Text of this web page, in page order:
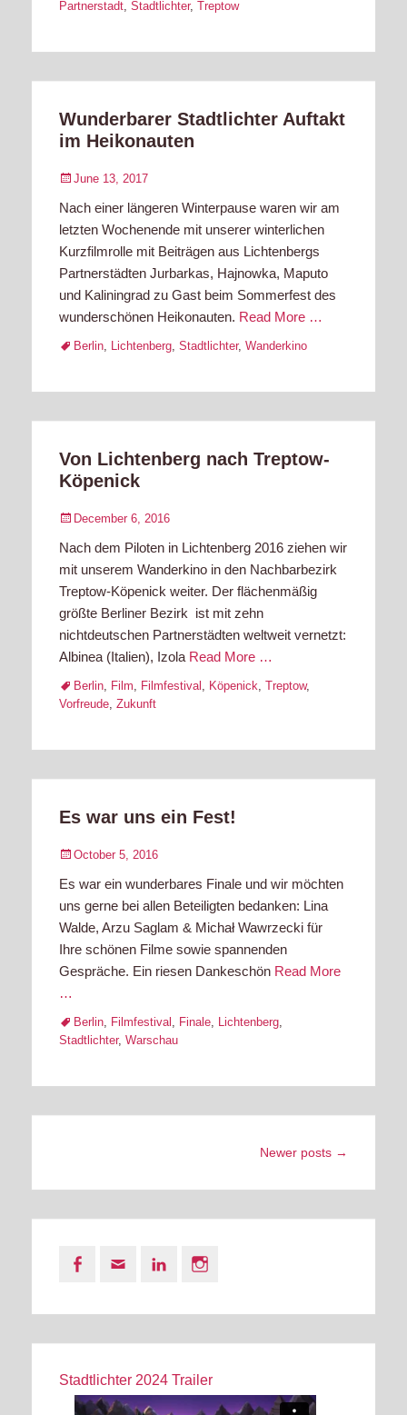
Partnerstadt, Stadtlichter, Treptow
Wunderbarer Stadtlichter Auftakt
im Heikonauten
Posted
June 13, 2017
Nach einer längeren Winterpause waren wir am
letzten Wochenende mit unserer winterlichen
Kurzfilmrolle mit Beiträgen aus Lichtenbergs
Partnerstädten Jurbarkas, Hajnowka, Maputo
und Kaliningrad zu Gast beim Sommerfest des
wunderschönen Heikonauten. Read More …
TagsBerlin, Lichtenberg, Stadtlichter, Wanderkino
Von Lichtenberg nach Treptow-
Köpenick
Posted
December 6, 2016
Nach dem Piloten in Lichtenberg 2016 ziehen wir
mit unserem Wanderkino in den Nachbarbezirk
Treptow-Köpenick weiter. Der flächenmäßig
größte Berliner Bezirk ist mit zehn
nichtdeutschen Partnerstädten weltweit vernetzt:
Albinea (Italien), Izola Read More …
TagsBerlin, Film, Filmfestival , Köpenick, Treptow,
Vorfreude, Zukunft
Es war uns ein Fest!
Posted
October 5, 2016
Es war ein wunderbares Finale und wir möchten
uns gerne bei allen Beteiligten bedanken: Lina
Walde, Arzu Saglam & Michał Wawrzecki für
Ihre schönen Filme sowie spannenden
Gespräche. Ein riesen Dankeschön Read More
…
TagsBerlin, Filmfestival , Finale, Lichtenberg,
Stadtlichter, Warschau
Newer posts →
Facebook
Email LinkedIn
Stadtlichter 2024 Trailer